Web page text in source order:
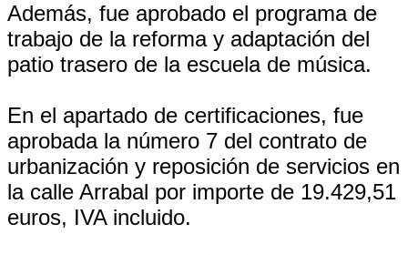
Además, fue aprobado el programa de
trabajo de la reforma y adaptación del
patio trasero de la escuela de música.
En el apartado de certificaciones, fue
aprobada la número 7 del contrato de
urbanización y reposición de servicios en
la calle Arrabal por importe de 19.429,51
euros, IVA incluido.